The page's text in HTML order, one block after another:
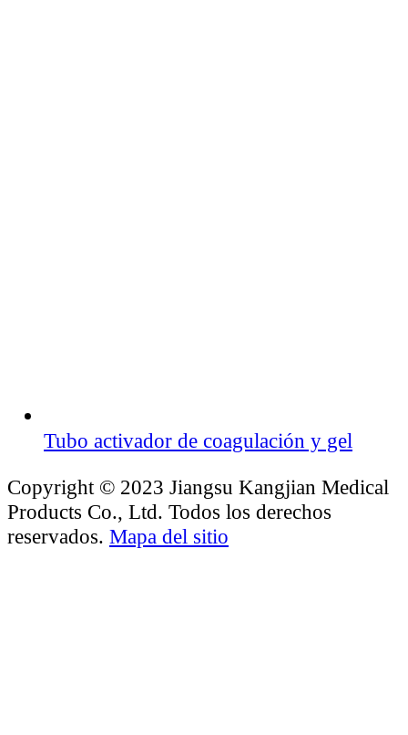
Tubo activador de coagulación y gel
Copyright © 2023 Jiangsu Kangjian Medical
Products Co., Ltd. Todos los derechos
reservados. Mapa del sitio